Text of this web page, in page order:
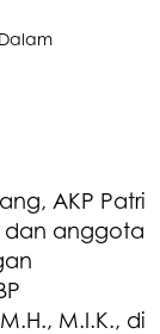
AKP Patri
dan anggota
M.I.K., di